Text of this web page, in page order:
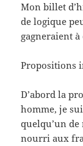
Mon billet
de logique
gagneraient
Propositions
D’abord la
homme, je
quelqu’un
nourri aux